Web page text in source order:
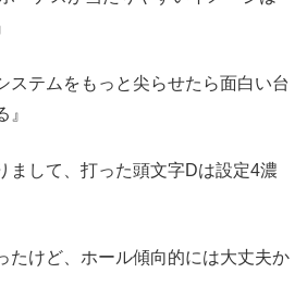
ステムをもっと尖らせたら面白い台
まして、打った頭文字Dは設定4濃
たけど、ホール傾向的には大丈夫か